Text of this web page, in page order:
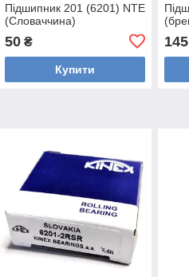
Підшипник 201 (6201) NTE
(Словаччина)
50₴
Купити
145